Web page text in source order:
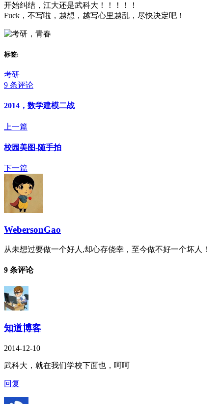
开始纠结，江大还是武科大！！！！！
Fuck，不写啦，越想，越写心里越乱，尽快决定吧！
标签:
考研
9 条评论
2014，数学建模二战
上一篇
校园美图-随手拍
下一篇
WebersonGao
从未想过要做一个好人,却心存侥幸，至今做不好一个坏人！
9 条评论
知道博客
2014-12-10
武科大，就在我们学校下面也，呵呵
回复